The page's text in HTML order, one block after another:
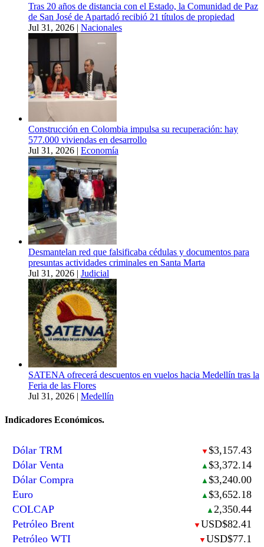
Tras 20 años de distancia con el Estado, la Comunidad de Paz
de San José de Apartadó recibió 21 títulos de propiedad
Jul 31, 2026 | Nacionales
Construcción en Colombia impulsa su recuperación: hay
577.000 viviendas en desarrollo
Jul 31, 2026 | Economía
Desmantelan red que falsificaba cédulas y documentos para
presuntas actividades criminales en Santa Marta
Jul 31, 2026 | Judicial
SATENA ofrecerá descuentos en vuelos hacia Medellín tras la
Feria de las Flores
Jul 31, 2026 | Medellín
Indicadores Económicos.
Dólar TRM ▼ $3,157.43
Dólar Venta
▲ $3,372.14
Dólar Compra
▲ $3,240.00
Euro
▲ $3,652.18
COLCAP
▲ 2,350.44
Petróleo Brent
▼ USD$82.41
Petróleo WTI
▼ USD$77.1